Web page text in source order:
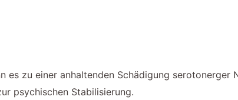
es zu einer anhaltenden Schädigung
psychischen Stabilisierung.